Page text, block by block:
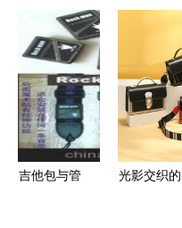
开启 现金
直减，豪礼
相送，助力
福州宝宝快
乐成长
子琴包等音
乐用品加盟
热潮来袭
吉他包与管
光影交织的